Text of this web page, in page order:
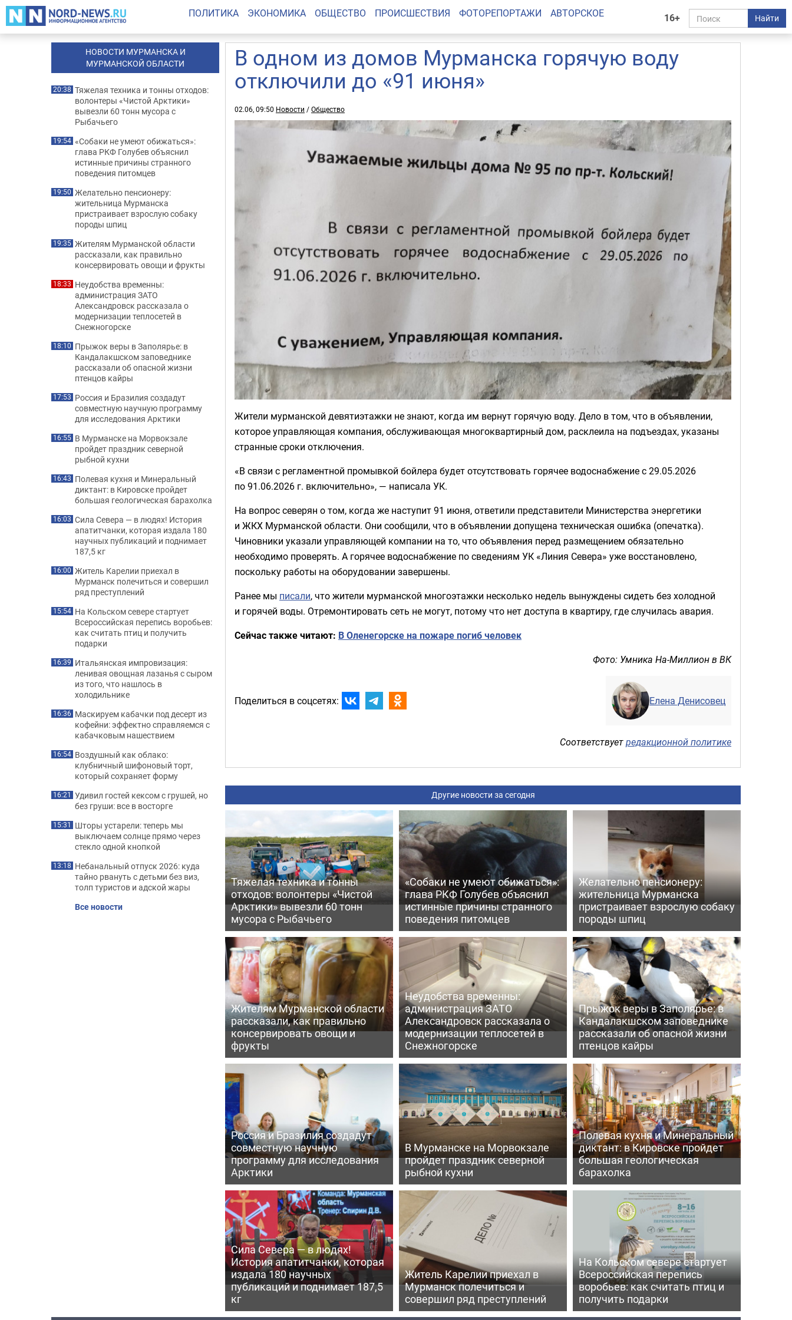
16+ Найти
ПОЛИТИКА ЭКОНОМИКА ОБЩЕСТВО ПРОИСШЕСТВИЯ ФОТОРЕПОРТАЖИ АВТОРСКОЕ
В одном из домов Мурманска горячую воду
отключили до «91 июня»
02.06, 09:50 Новости /Общество
Жители мурманской девятиэтажки не знают, когда им вернут горячую воду. Дело в том, что в объявлении,
которое управляющая компания, обслуживающая многоквартирный дом, расклеила на подъездах, указаны
странные сроки отключения.
«В связи с регламентной промывкой бойлера будет отсутствовать горячее водоснабжение с 29.05.2026
по 91.06.2026 г. включительно», — написала УК.
На вопрос северян о том, когда же наступит 91 июня, ответили представители Министерства энергетики
и ЖКХ Мурманской области. Они сообщили, что в объявлении допущена техническая ошибка (опечатка).
Чиновники указали управляющей компании на то, что объявления перед размещением обязательно
необходимо проверять. А горячее водоснабжение по сведениям УК «Линия Севера» уже восстановлено,
поскольку работы на оборудовании завершены.
Ранее мы писали, что жители мурманской многоэтажки несколько недель вынуждены сидеть без холодной
и горячей воды. Отремонтировать сеть не могут, потому что нет доступа в квартиру, где случилась авария.
Сейчас также читают: В Оленегорске на пожаре погиб человек
Фото: Умника На-Миллион в ВК
Поделиться в соцсетях: Елена Денисовец
Соответствуетредакционной политике
Другие новости за сегодня
Тяжелая техника и тонны
отходов: волонтеры «Чистой
Арктики» вывезли 60 тонн
мусора с Рыбачьего
«Собаки не умеют обижаться»:
глава РКФ Голубев объяснил
истинные причины странного
поведения питомцев
Желательно пенсионеру:
жительница Мурманска
пристраивает взрослую собаку
породы шпиц
Жителям Мурманской области
рассказали, как правильно
консервировать овощи и
фрукты
Неудобства временны:
администрация ЗАТО
Александровск рассказала о
модернизации теплосетей в
Снежногорске
Прыжок веры в Заполярье: в
Кандалакшском заповеднике
рассказали об опасной жизни
птенцов кайры
Россия и Бразилия создадут
совместную научную
программу для исследования
Арктики
В Мурманске на Морвокзале
пройдет праздник северной
рыбной кухни
Полевая кухня и Минеральный
диктант: в Кировске пройдет
большая геологическая
барахолка
Сила Севера — в людях!
История апатитчанки, которая
издала 180 научных
публикаций и поднимает 187,5
кг
Житель Карелии приехал в
Мурманск полечиться и
совершил ряд преступлений
На Кольском севере стартует
Всероссийская перепись
воробьев: как считать птиц и
получить подарки
НОВОСТИ МУРМАНСКА И
МУРМАНСКОЙ ОБЛАСТИ
20:38 Тяжелая техника и тонны отходов:
волонтеры «Чистой Арктики»
вывезли 60 тонн мусора с
Рыбачьего
19:54 «Собаки не умеют обижаться»:
глава РКФ Голубев объяснил
истинные причины странного
поведения питомцев
19:50 Желательно пенсионеру:
жительница Мурманска
пристраивает взрослую собаку
породы шпиц
19:35 Жителям Мурманской области
рассказали, как правильно
консервировать овощи и фрукты
18:33 Неудобства временны:
администрация ЗАТО
Александровск рассказала о
модернизации теплосетей в
Снежногорске
18:10 Прыжок веры в Заполярье: в
Кандалакшском заповеднике
рассказали об опасной жизни
птенцов кайры
17:53 Россия и Бразилия создадут
совместную научную программу
для исследования Арктики
16:55 В Мурманске на Морвокзале
пройдет праздник северной
рыбной кухни
16:43 Полевая кухня и Минеральный
диктант: в Кировске пройдет
большая геологическая барахолка
16:03 Сила Севера — в людях! История
апатитчанки, которая издала 180
научных публикаций и поднимает
187,5 кг
16:00 Житель Карелии приехал в
Мурманск полечиться и совершил
ряд преступлений
15:54 На Кольском севере стартует
Всероссийская перепись воробьев:
как считать птиц и получить
подарки
16:39 Итальянская импровизация:
ленивая овощная лазанья с сыром
из того, что нашлось в
холодильнике
16:36 Маскируем кабачки под десерт из
кофейни: эффектно справляемся с
кабачковым нашествием
16:54 Воздушный как облако:
клубничный шифоновый торт,
который сохраняет форму
16:21 Удивил гостей кексом с грушей, но
без груши: все в восторге
15:31 Шторы устарели: теперь мы
выключаем солнце прямо через
стекло одной кнопкой
13:18 Небанальный отпуск 2026: куда
тайно рвануть с детьми без виз,
толп туристов и адской жары
Все новости